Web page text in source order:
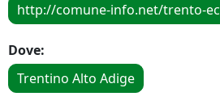
http://comune-info.net/trento-
Dove:
Trentino Alto Adige